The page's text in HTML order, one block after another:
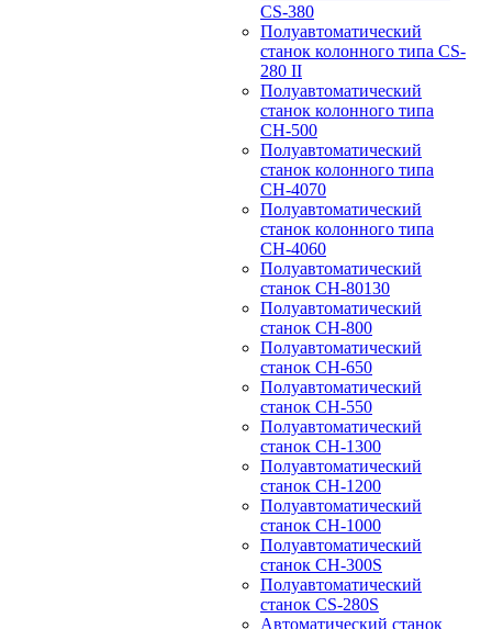
CS-380
Полуавтоматический
станок колонного типа CS-
280 II
Полуавтоматический
станок колонного типа
CH-500
Полуавтоматический
станок колонного типа
CH-4070
Полуавтоматический
станок колонного типа
CH-4060
Полуавтоматический
станок CH-80130
Полуавтоматический
станок CH-800
Полуавтоматический
станок CH-650
Полуавтоматический
станок CH-550
Полуавтоматический
станок CH-1300
Полуавтоматический
станок CH-1200
Полуавтоматический
станок CH-1000
Полуавтоматический
станок CH-300S
Полуавтоматический
станок CS-280S
Автоматический станок